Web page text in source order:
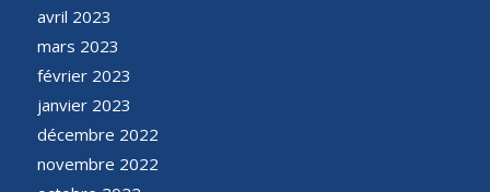
avril 2023
mars 2023
février 2023
janvier 2023
décembre 2022
novembre 2022